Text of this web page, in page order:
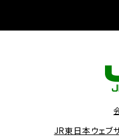
JR東日本ウェブ